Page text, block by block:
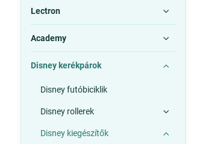
Lectron
Academy
Disney kerékpárok
Disney futóbiciklik
Disney rollerek
Disney kiegészítők